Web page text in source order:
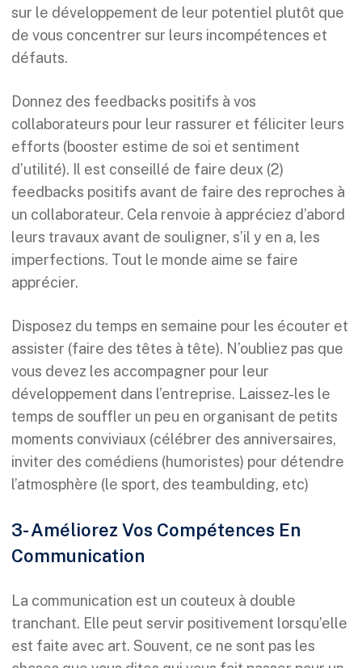
sur le développement de leur potentiel plutôt que
de vous concentrer sur leurs incompétences et
défauts.
Donnez des feedbacks positifs à vos
collaborateurs pour leur rassurer et féliciter leurs
efforts (booster estime de soi et sentiment
d’utilité). Il est conseillé de faire deux (2)
feedbacks positifs avant de faire des reproches à
un collaborateur. Cela renvoie à appréciez d’abord
leurs travaux avant de souligner, s’il y en a, les
imperfections. Tout le monde aime se faire
apprécier.
Disposez du temps en semaine pour les écouter et
assister (faire des têtes à tête). N’oubliez pas que
vous devez les accompagner pour leur
développement dans l’entreprise. Laissez-les le
temps de souffler un peu en organisant de petits
moments conviviaux (célébrer des anniversaires,
inviter des comédiens (humoristes) pour détendre
l’atmosphère (le sport, des teambulding, etc)
3- Améliorez Vos Compétences En
Communication
La communication est un couteux à double
tranchant. Elle peut servir positivement lorsqu’elle
est faite avec art. Souvent, ce ne sont pas les